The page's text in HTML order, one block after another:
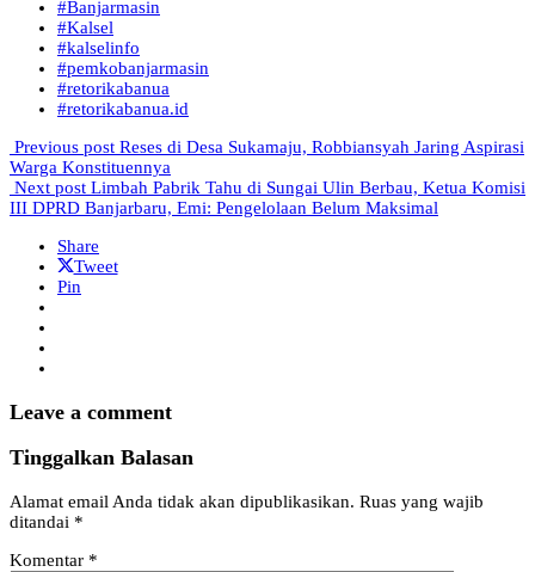
#Banjarmasin
#Kalsel
#kalselinfo
#pemkobanjarmasin
#retorikabanua
#retorikabanua.id
Previous post Reses di Desa Sukamaju, Robbiansyah Jaring Aspirasi
Warga Konstituennya
Next post Limbah Pabrik Tahu di Sungai Ulin Berbau, Ketua Komisi
III DPRD Banjarbaru, Emi: Pengelolaan Belum Maksimal
Share
Tweet
Pin
Leave a comment
Tinggalkan Balasan
Alamat email Anda tidak akan dipublikasikan. Ruas yang wajib
ditandai *
Komentar *